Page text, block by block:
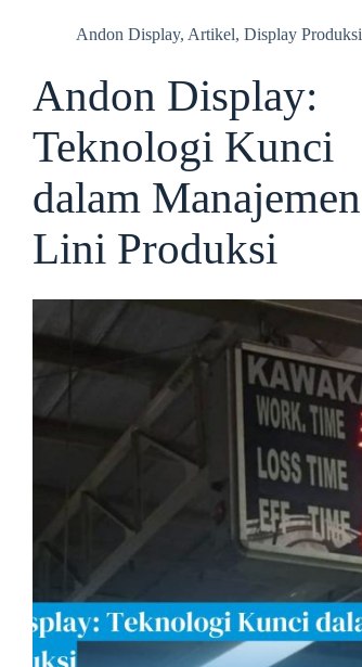
Andon Display, Artikel, Display Produksi
Andon Display:
Teknologi Kunci
dalam Manajemen
Lini Produksi